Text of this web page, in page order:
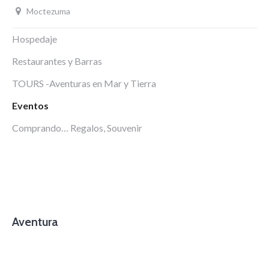
Moctezuma
Hospedaje
Restaurantes y Barras
TOURS -Aventuras en Mar y Tierra
Eventos
Comprando… Regalos, Souvenir
Aventura